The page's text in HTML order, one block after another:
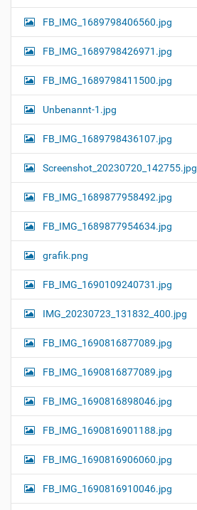
FB_IMG_1689798406560.jpg
FB_IMG_1689798426971.jpg
FB_IMG_1689798411500.jpg
Unbenannt-1.jpg
FB_IMG_1689798436107.jpg
Screenshot_20230720_142755.jpg
FB_IMG_1689877958492.jpg
FB_IMG_1689877954634.jpg
grafik.png
FB_IMG_1690109240731.jpg
IMG_20230723_131832_400.jpg
FB_IMG_1690816877089.jpg
FB_IMG_1690816877089.jpg
FB_IMG_1690816898046.jpg
FB_IMG_1690816901188.jpg
FB_IMG_1690816906060.jpg
FB_IMG_1690816910046.jpg